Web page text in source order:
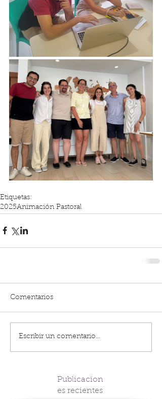
Etiquetas:
2025Animación Pastoral
Comentarios
Escribir un comentario...
Publicacion
es recientes